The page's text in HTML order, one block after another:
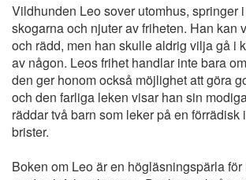
Vildhunden Leo sover utomhus, springer
skogarna och njuter av friheten. Han kan
och rädd, men han skulle aldrig vilja gå i
av någon. Leos frihet handlar inte bara
den ger honom också möjlighet att göra
och den farliga leken visar han sin
räddar två barn som leker på en förrädisk
brister.
Boken om Leo är en högläsningspärla